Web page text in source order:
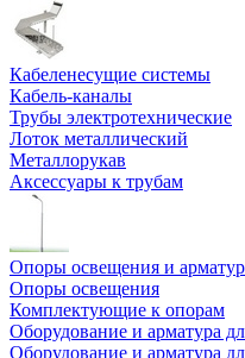
Кабеленесущие системы
Кабель-каналы
Трубы электротехнические
Лоток металлический
Металлорукав
Аксессуары к трубам
Опоры освещения и
Опоры освещения
Комплектующие к опорам
Оборудование и арматура
Оборудование и арматура